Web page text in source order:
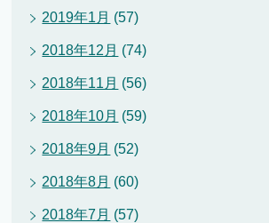
2019年1月 (57)
2018年12月 (74)
2018年11月 (56)
2018年10月 (59)
2018年9月 (52)
2018年8月 (60)
2018年7月 (57)